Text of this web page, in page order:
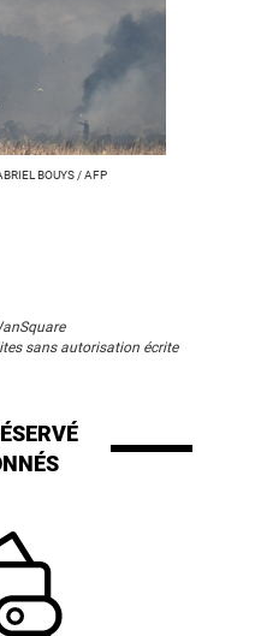
BOUYS / AFP
sans autorisation écrite